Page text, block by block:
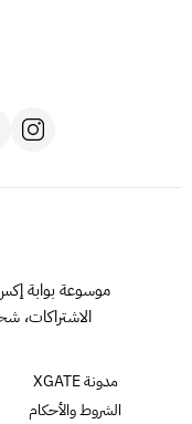
الاشتراكات،
مدونة XGATE
الشروط والأحكام